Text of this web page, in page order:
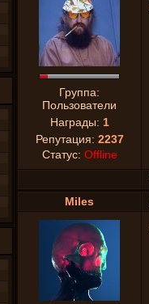
Группа:
Пользователи
Награды: 1
Репутация: 2237
Статус: Offline
Miles